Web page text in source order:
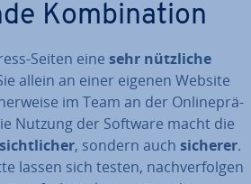
Kom­bi­na­ti­on
Seiten eine sehr nützliche
allein an einer eigenen Website
im Team an der On­line­prä­
Nutzung der Software macht die
, sondern auch sicherer.
lassen sich testen, nach­ver­fol­gen